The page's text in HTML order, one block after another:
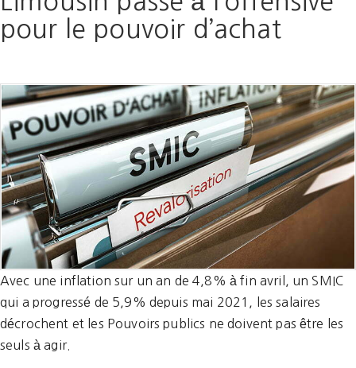
pour le pouvoir d’achat
Avec une inflation sur un an de 4,8% à fin avril, un SMIC
qui a progressé de 5,9% depuis mai 2021, les salaires
décrochent et les Pouvoirs publics ne doivent pas être les
seuls à agir.